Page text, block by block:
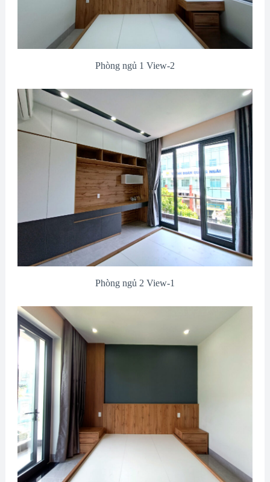
Phòng ngủ 1 View-2
Phòng ngủ 2 View-1